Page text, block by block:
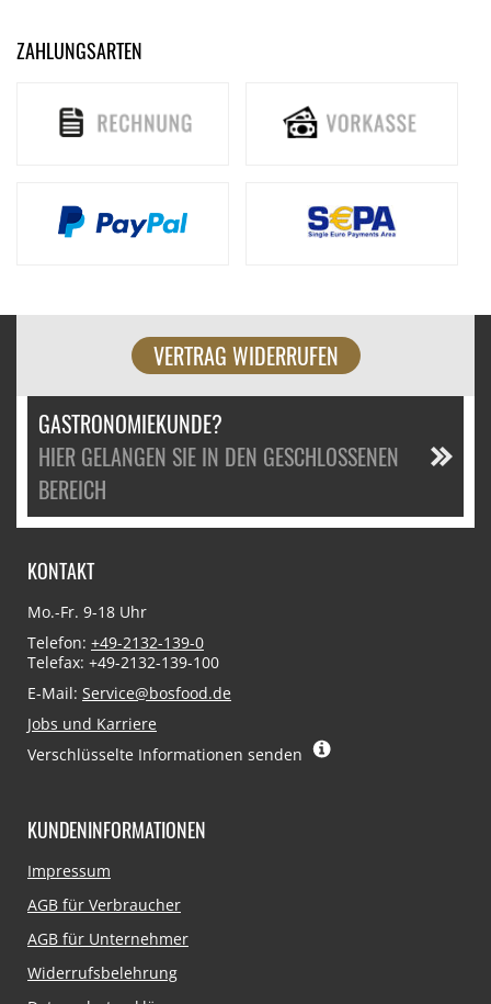
ZAHLUNGSARTEN
VERTRAG WIDERRUFEN
GASTRONOMIEKUNDE?
HIER GELANGEN SIE IN DEN GESCHLOSSENEN
BEREICH
KONTAKT
Mo.-Fr. 9-18 Uhr
Telefon: +49-2132-139-0
Telefax: +49-2132-139-100
E-Mail: Service@bosfood.de
Jobs und Karriere
Verschlüsselte Informationen senden
KUNDENINFORMATIONEN
Navigation
Impressum
AGB für Verbraucher
AGB für Unternehmer
Widerrufsbelehrung